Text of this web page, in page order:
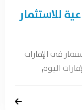
للاستثمار
في الإمارات